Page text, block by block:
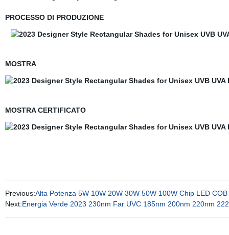
PROCESSO DI PRODUZIONE
MOSTRA
MOSTRA CERTIFICATO
Previous:Alta Potenza 5W 10W 20W 30W 50W 100W Chip LED
Next:Energia Verde 2023 230nm Far UVC 185nm 200nm 220nm